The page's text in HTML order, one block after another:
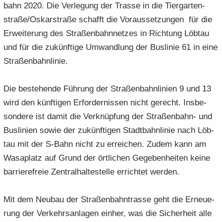
bahn 2020. Die Ver­le­gung der Tras­se in die Tier­gar­ten­
stra­ße/Os­kar­stra­ße schafft die Vor­aus­set­zun­gen für die
Er­wei­te­rung des Stra­ßen­bahn­net­zes in Rich­tung Löb­tau
und für die zu­künf­ti­ge Um­wand­lung der Bus­li­nie 61 in eine
Stra­ßen­bahn­li­nie.
Die be­stehen­de Füh­rung der Stra­ßen­bahn­li­ni­en 9 und 13
wird den künf­ti­gen Er­for­der­nis­sen nicht ge­recht. Ins­be­
son­de­re ist damit die Ver­knüp­fung der Straßenbahn-​ und
Bus­li­ni­en sowie der zu­künf­ti­gen Stadt­bahn­li­nie nach Löb­
tau mit der S-​Bahn nicht zu er­rei­chen. Zudem kann am
Wa­sa­platz auf Grund der ört­li­chen Ge­ge­ben­hei­ten keine
bar­rie­re­freie Zen­tral­hal­te­stel­le er­rich­tet wer­den.
Mit dem Neu­bau der Stra­ßen­bahn­tras­se geht die Er­neue­
rung der Ver­kehrs­an­la­gen ein­her, was die Si­cher­heit alle